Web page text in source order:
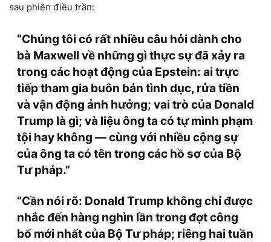
sau phiên điều trần:
“Chúng tôi có rất nhiều câu hỏi dành cho
bà Maxwell về những gì thực sự đã xảy ra
trong các hoạt động của Epstein: ai trực
tiếp tham gia buôn bán tình dục, rửa tiền
và vận động ảnh hưởng; vai trò của Donald
Trump là gì; và liệu ông ta có tự mình phạm
tội hay không — cùng với nhiều cộng sự
của ông ta có tên trong các hồ sơ của Bộ
Tư pháp.”
“Cần nói rõ: Donald Trump không chỉ được
nhắc đến hàng nghìn lần trong đợt công
bố mới nhất của Bộ Tư pháp; riêng hai tuần